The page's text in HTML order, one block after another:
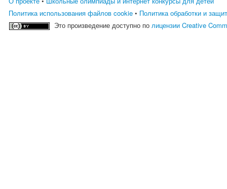
Политика использования файлов cookie • Политика обработки и
Это произведение доступно полицензии Creative